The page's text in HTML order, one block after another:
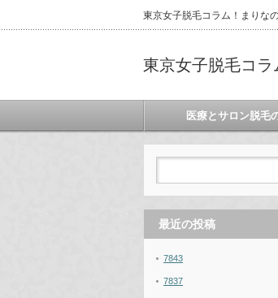
東京女子脱毛コラム！まりな
東京女子脱毛コラ
医療とサロン脱毛
最近の投稿
7843
7837